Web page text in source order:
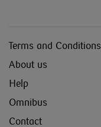
Terms and Conditions
About us
Help
Omnibus
Contact